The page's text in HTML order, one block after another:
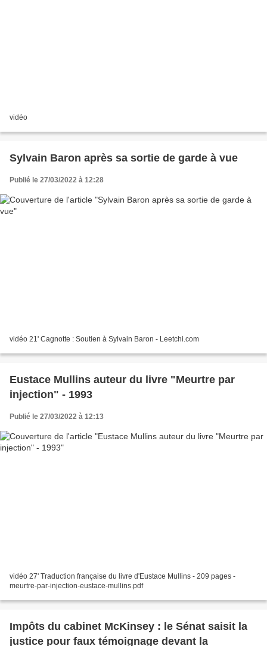
vidéo
Sylvain Baron après sa sortie de garde à vue
Publié le 27/03/2022 à 12:28
vidéo 21' Cagnotte : Soutien à Sylvain Baron - Leetchi.com
Eustace Mullins auteur du livre "Meurtre par
injection" - 1993
Publié le 27/03/2022 à 12:13
vidéo 27' Traduction française du livre d'Eustace Mullins - 209 pages -
meurtre-par-injection-eustace-mullins.pdf
Impôts du cabinet McKinsey : le Sénat saisit la
justice pour faux témoignage devant la